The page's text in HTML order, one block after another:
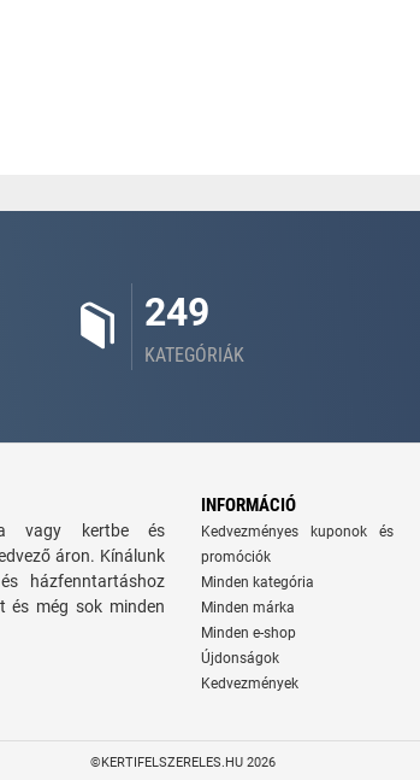
249
KATEGÓRIÁK
vagy kertbe és
áron. Kínálunk
házfenntartáshoz
és még sok minden
INFORMÁCIÓ
Kedvezményes kuponok és
promóciók
Minden kategória
Minden márka
Minden e-shop
Újdonságok
Kedvezmények
©KERTIFELSZERELES.HU 2026